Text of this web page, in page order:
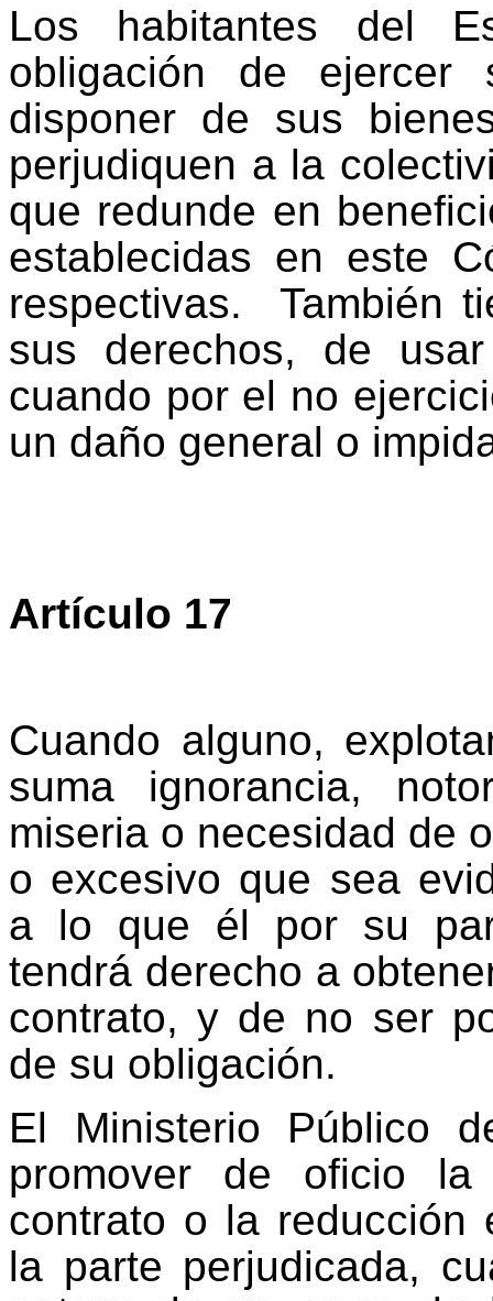
Los habitantes del
obligación de
disponer de sus
perjudiquen a la
que redunde en
establecidas en este
respectivas. También
sus derechos, de
cuando por el no
un daño general o
Artículo 17
Cuando alguno,
suma ignorancia,
miseria o necesidad de
o excesivo que sea
a lo que él por su
tendrá derecho a
contrato, y de no ser
de su obligación.
El Ministerio Público
promover de oficio
contrato o la reducción
la parte perjudicada,